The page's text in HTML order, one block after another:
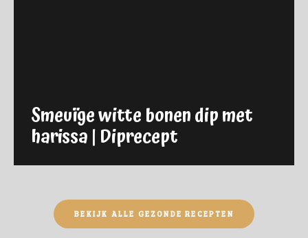
Smeuïge witte bonen dip met
harissa | Diprecept
BEKIJK ALLE GEZONDE RECEPTEN